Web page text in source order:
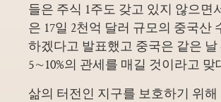
들은 주식 1주도 갖고 있지 않으면
은 17일 2천억 달러 규모의 중국산
하겠다고 발표했고 중국은 같은
5∼10%의 관세를 매길 것이라고 맞
삶의 터전인 지구를 보호하기 위